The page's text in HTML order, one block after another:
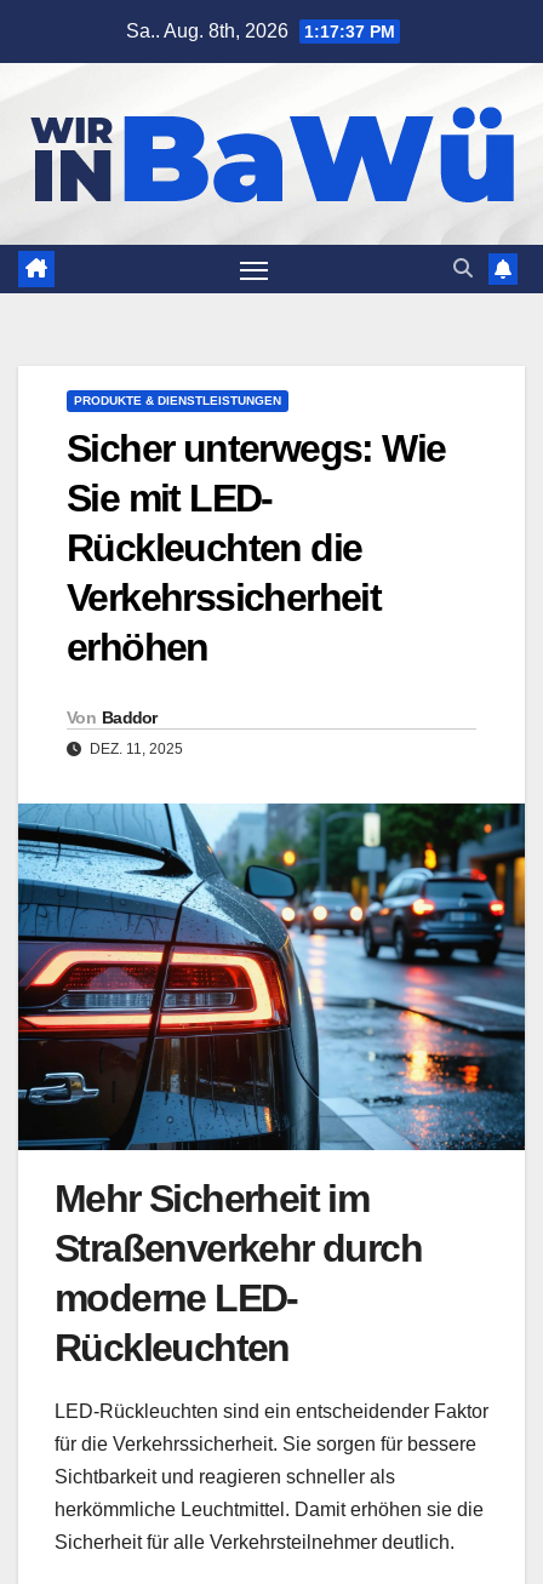
Sa.. Aug. 8th, 2026 1:17:38 PM
PRODUKTE & DIENSTLEISTUNGEN
Sicher unterwegs: Wie
Sie mit LED-
Rückleuchten die
Verkehrssicherheit
erhöhen
Von Baddor
DEZ. 11, 2025
Mehr Sicherheit im
Straßenverkehr durch
moderne LED-
Rückleuchten
LED-Rückleuchten sind ein entscheidender Faktor
für die Verkehrssicherheit. Sie sorgen für bessere
Sichtbarkeit und reagieren schneller als
herkömmliche Leuchtmittel. Damit erhöhen sie die
Sicherheit für alle Verkehrsteilnehmer deutlich.